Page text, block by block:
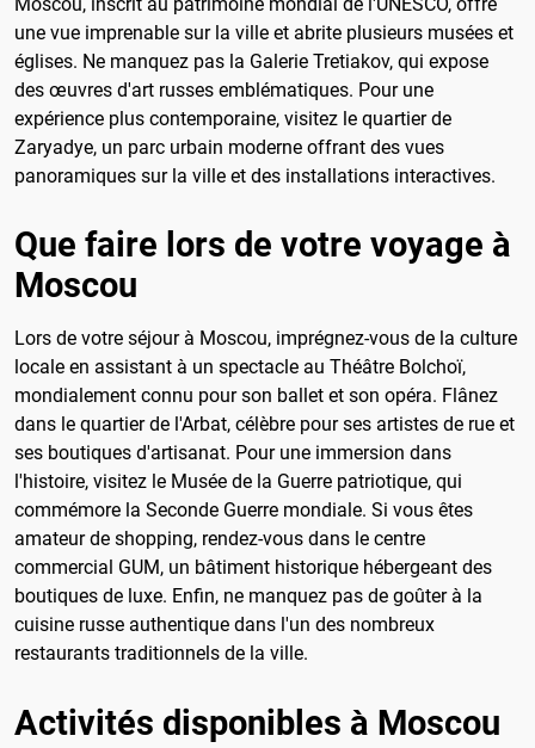
une vue imprenable sur la ville et abrite plusieurs musées et
églises. Ne manquez pas la Galerie Tretiakov, qui expose
des œuvres d'art russes emblématiques. Pour une
expérience plus contemporaine, visitez le quartier de
Zaryadye, un parc urbain moderne offrant des vues
panoramiques sur la ville et des installations interactives.
Que faire lors de votre voyage à
Moscou
Lors de votre séjour à Moscou, imprégnez-vous de la culture
locale en assistant à un spectacle au Théâtre Bolchoï,
mondialement connu pour son ballet et son opéra. Flânez
dans le quartier de l'Arbat, célèbre pour ses artistes de rue et
ses boutiques d'artisanat. Pour une immersion dans
l'histoire, visitez le Musée de la Guerre patriotique, qui
commémore la Seconde Guerre mondiale. Si vous êtes
amateur de shopping, rendez-vous dans le centre
commercial GUM, un bâtiment historique hébergeant des
boutiques de luxe. Enfin, ne manquez pas de goûter à la
cuisine russe authentique dans l'un des nombreux
restaurants traditionnels de la ville.
Activités disponibles à Moscou